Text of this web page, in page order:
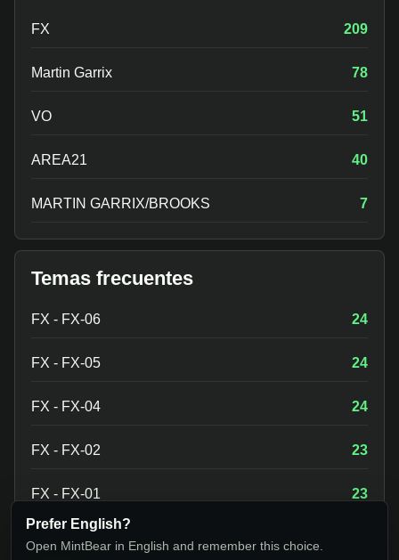
FX 209
Martin Garrix 78
VO 51
AREA21 40
MARTIN GARRIX/BROOKS 7
Temas frecuentes
FX - FX-06 24
FX - FX-05 24
FX - FX-04 24
FX - FX-02 23
FX - FX-01
23
Prefer English?
Open MintBear in English and remember this choice.